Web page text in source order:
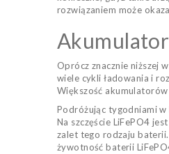
rozwiązaniem może
Oprócz znacznie niższej
wiele cykli ładowania i
Większość
Podróżując tygodniami w
Na szczęście LiFePO4
zalet tego rodzaju
żywotność baterii